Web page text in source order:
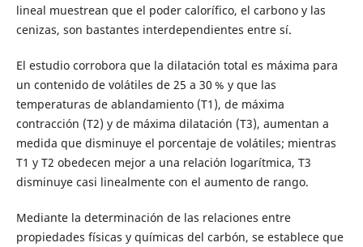
lineal muestrean que el poder calorífico, el carbono y las
cenizas, son bastantes interdependientes entre sí.
El estudio corrobora que la dilatación total es máxima para
un contenido de volátiles de 25 a 30 % y que las
temperaturas de ablandamiento (T1), de máxima
contracción (T2) y de máxima dilatación (T3), aumentan a
medida que disminuye el porcentaje de volátiles; mientras
T1 y T2 obedecen mejor a una relación logarítmica, T3
disminuye casi linealmente con el aumento de rango.
Mediante la determinación de las relaciones entre
propiedades físicas y químicas del carbón, se establece que